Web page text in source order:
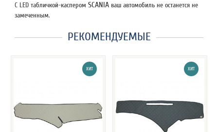
С LED табличкой-каспером SCANIA ваш автомобиль не останется не
замеченным.
РЕКОМЕНДУЕМЫЕ
ХИТ ХИТ